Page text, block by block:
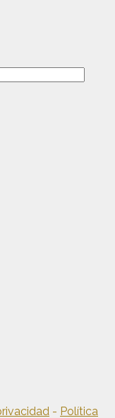
- Política